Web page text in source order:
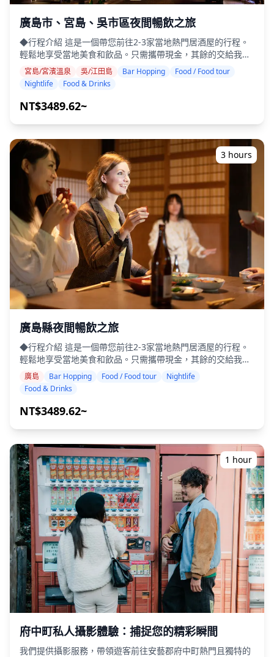
(https://assets.hldycdn.com/experiences/
![]
(https://assets.hldycdn.com/experiences/
![]
(https://assets.hldycdn.com/experiences/
![]
(https://assets.hldycdn.com/experiences/
(https://assets.hldycdn.com/experiences/
不包含修圖或更改體型、臉部特徵、背景或移除物體。 **不包
含項目** ・收費設施的入場費或門票預約 （攝影師的入場費
（如適用）由客戶負擔。） ・客戶前往拍攝地點的交通費 ・
如果客戶希望在多個地點拍攝，在預約時間內攝影師在各地點
之間移動的交通費由客戶負擔。 ・如果要求的拍攝地點位於偏
遠地區，可能會收取額外費用 （如適用，將提前通知您。）
・其他個人費用 **預約前/後重要注意事項** ・預約確認後，
您將被邀請加入與指定攝影師的LINE群組聊天，以確保拍攝期
間的順暢溝通。 請確保提前安裝LINE應用程式。（如果您在
使用LINE時遇到任何問題，請告知我們。） ・如果您希望在
度假村、餐廳、飯店或其他需要事先許可的設施拍照，請務必
自行提前取得必要的拍攝許可。
廣島市、宮島、吳市區夜間暢飲之旅
◆行程介紹 這是一個帶您前往2-3家當地熱門居酒屋的行程。
輕鬆地享受當地美食和飲品。只需攜帶現金，其餘的交給我
們。讓我們一起分享難忘的當地體驗！ ・選擇您喜歡的區域：
廣島市、宮島或吳市（行程不涵蓋所有三個區域） ・即使在可
能不說英語的地方，友善的導遊也能讓您安心 ・小團體旅遊確
保更個人化和真實的體驗 ◆包含項目 ・總共約6杯飲品 ・晚
方，例如美食攤位、居酒屋或酒吧 ◆不包含項目 ・酒店接送
・小費 ・交通費用 ・旅遊費用不包含的額外飲品或餐點 ・個
人開銷或購物 ◆附加資訊 ・此行程最多可容納8位參與者。 ・
兒童必須由成人陪同。 ・僅向20歲及以上的參與者提供酒精飲
品（日本的法定飲酒年齡）。 ・請注意，餐點是在與Holiday
Travel分開的廚房準備的，因此我們無法保證無過敏餐點或滿
足飲食限制。 ◆廣島市、宮島和吳市 – 美食與夜生活 廣島
市、宮島和吳市在美食和夜生活方面都提供獨特的魅力。在廣
島市中心，熱鬧的娛樂區遍布居酒屋和酒吧，您可以輕鬆地在
兩到三個場地之間步行暢飲。許多地方還提供廣島燒和其他當
地特色菜，使其成為充滿活力的夜生活場所。另一方面，宮島
在白天擠滿了遊客，但在晚上則呈現出平靜的氛圍，只有少數
餐飲場所營業。這使其更適合在單一場所（通常在住宿內）享
用輕鬆的餐點和飲品。吳市是一個歷史悠久的港口城市，擁有
當地居民經常光顧的當地居酒屋和餐館，但場地密度低於廣島
市，營造出更悠閒的飲酒體驗。由於夜生活因地點而異，請隨
時與我們聯繫，找到最適合您的風格！
宮島/宮濱溫泉 吳/江田島 Bar Hopping
Food / Food tour
Nightlife
Food & Drinks
NT$3489.62~
3 hours
廣島縣夜間暢飲之旅
◆行程介紹 這是一個帶您前往2-3家當地熱門居酒屋的行程。
輕鬆地享受當地美食和飲品。只需攜帶現金，其餘的交給我
們。讓我們一起分享難忘的當地體驗吧！ ・選擇您喜歡的區
域：您在廣島縣內想要的地點（本行程不涵蓋廣島縣內所有區
・小團體旅遊確保更個人化和真實的體驗 ◆包含項目 ・總共
起參觀2-3個地方，例如美食攤位、居酒屋或酒吧 ◆不包含項
目 ・酒店接送 ・小費 ・交通費用 ・未包含在旅遊費用中的額
外飲品或餐點 ・個人開銷或購物 ◆其他資訊 ・本次旅行的最
多參加人數為8人。 ・兒童必須由成人陪同。 ・僅向20歲及以
上的參與者提供酒精飲品（日本的法定飲酒年齡）。 ・請注
意，餐點是在與Holiday Travel分開的廚房準備的，因此我們
無法保證無過敏餐點或滿足飲食限制。 ◆廣島 – 美食與夜生活
廣島的夜生活，從廣島市繁華的娛樂區開始。最大的是流川，
遍布居酒屋、酒吧和俱樂部，熱鬧的氣氛使其成為酒吧暢飲的
理想場所。隔壁的藥研堀提供更深入的復古飲酒場景，充滿了
紅燈籠照亮的酒館和老式小吃店，您可以在這裡體驗到當地人
的熱情。對於更年輕的氛圍，新天地是您的最佳選擇，休閒居
酒屋和立式酒吧非常適合輕鬆的夜晚。 在廣島市外，尾道的本
通商店街是一個受歡迎的選擇。在這裡，經過翻新的傳統房屋
設有居酒屋和酒吧，與復古的街道景觀融為一體，您可以在這
裡享用新鮮的海鮮和當地清酒。在吳市的中通，專營魚類菜餚
的居酒屋林立，營造出熱鬧的港口城市氛圍。在福山站周圍，
夜生活便利且易於到達，小酒館供應串燒、鐵板燒和當地清
酒。 有些地方可能不會說英語，但在當地導遊的帶領下，您可
廣島 Bar Hopping Food / Food tour
Nightlife
Food & Drinks
NT$3489.62~
1 hour
府中町私人攝影體驗：捕捉您的精彩瞬間
我們提供攝影服務，帶領遊客前往安藝郡府中町熱門且獨特的